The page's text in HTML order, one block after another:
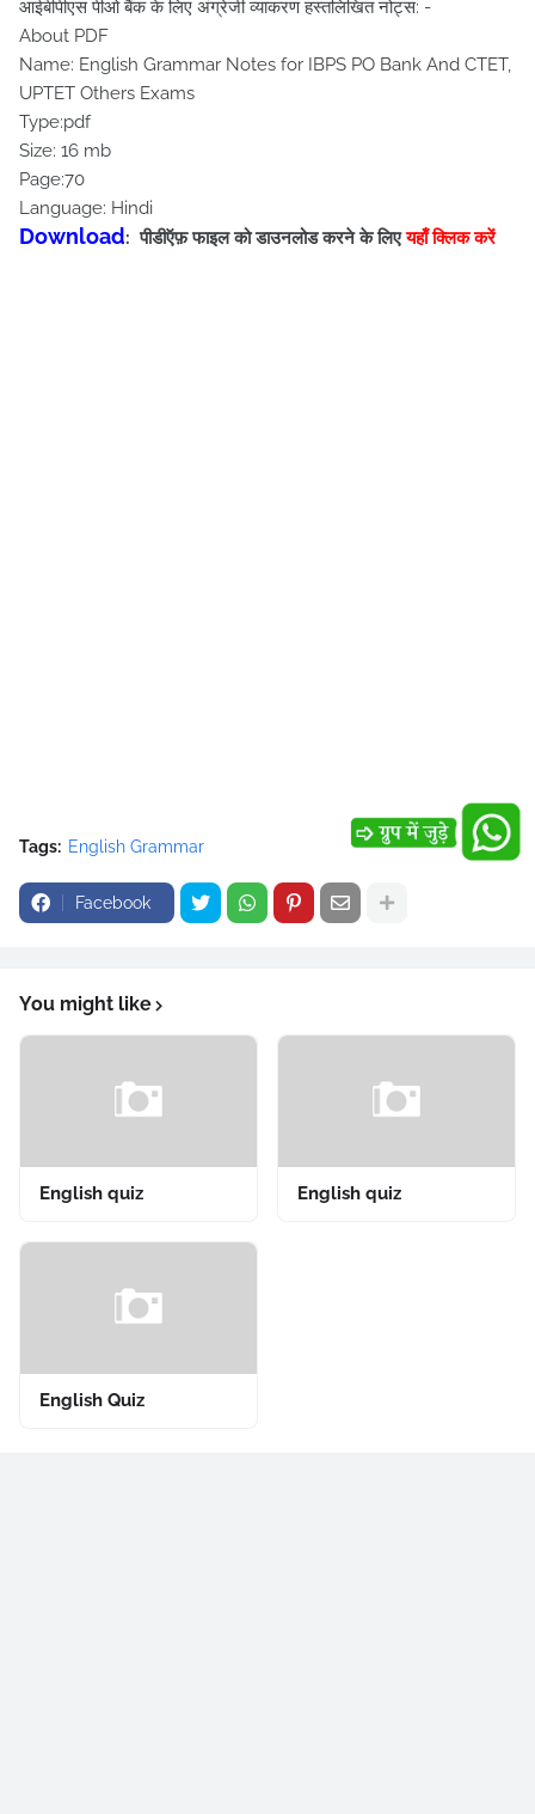
आईबीपीएस पीओ बैंक के लिए अंग्रेजी व्याकरण हस्तलिखित नोट्स: -
About PDF
Name: English Grammar Notes for IBPS PO Bank And CTET,
UPTET Others Exams
Type:pdf
Size: 16 mb
Page:70
Language: Hindi
Download: पीडीऍफ़ फाइल को डाउनलोड करने के लिएयहाँ क्लिक करें
Tags: English Grammar
Facebook
You might like
English quiz English quiz
English Quiz